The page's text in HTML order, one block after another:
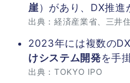
崖）があり、DX推進
出典：経済産業省、三井
2023年には複数の
けシステム開発を手
出典：TOKYO IPO